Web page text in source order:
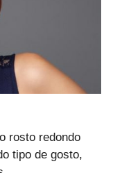
rosto redondo
tipo de gosto,